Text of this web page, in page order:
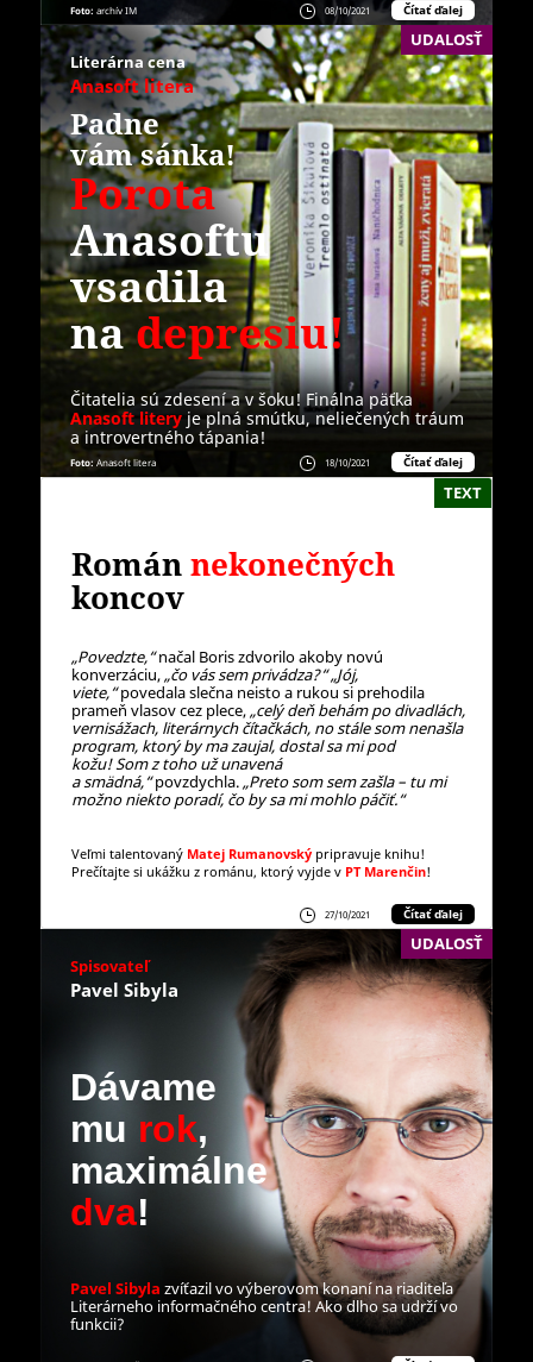
08/10/2021 Čítať ďalej
Foto: archív IM
UDALOSŤ
Literárna cena
Anasoft litera
Padne
vám sánka!
Porota
Anasoftu
vsadila
nadepresiu!
Čitatelia sú zdesení a v šoku! Finálna päťka
Anasoft litery je plná smútku, neliečených tráum
a introvertného tápania!
18/10/2021 Čítať ďalej
Foto: Anasoft litera
TEXT
Románnekonečných
koncov
„Povedzte,“načal Boris zdvorilo akoby novú
konverzáciu,„čo vás sem privádza?“ „Jój,
viete,“povedala slečna neisto a rukou si prehodila
prameň vlasov cez plece,„celý deň behám po divadlách,
vernisážach, literárnych čítačkách, no stále som nenašla
program, ktorý by ma zaujal, dostal sa mi pod
kožu!Som z toho už unavená
a smädná,“povzdychla.„Preto som sem zašla – tu mi
možno niekto poradí, čo by sa mi mohlo páčiť.“
Veľmi talentovaný Matej Rumanovský pripravuje knihu!
Prečítajte si ukážku z románu, ktorý vyjde v PT Marenčin!
27/10/2021 Čítať ďalej
UDALOSŤ
Spisovateľ
Pavel Sibyla
Dávame
mu rok,
maximálne
dva!
Pavel Sibyla zvíťazil vo výberovom konaní na riaditeľa
Literárneho informačného centra! Ako dlho sa udrží vo
funkcii?